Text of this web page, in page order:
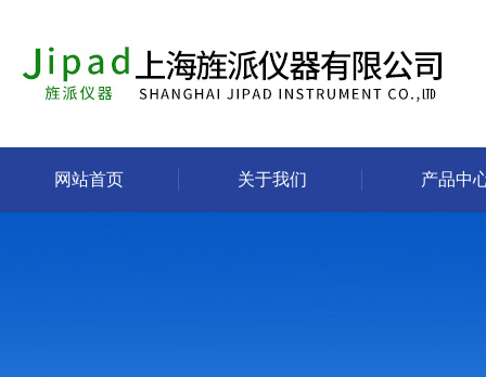
网站首页 关于我们 产品中